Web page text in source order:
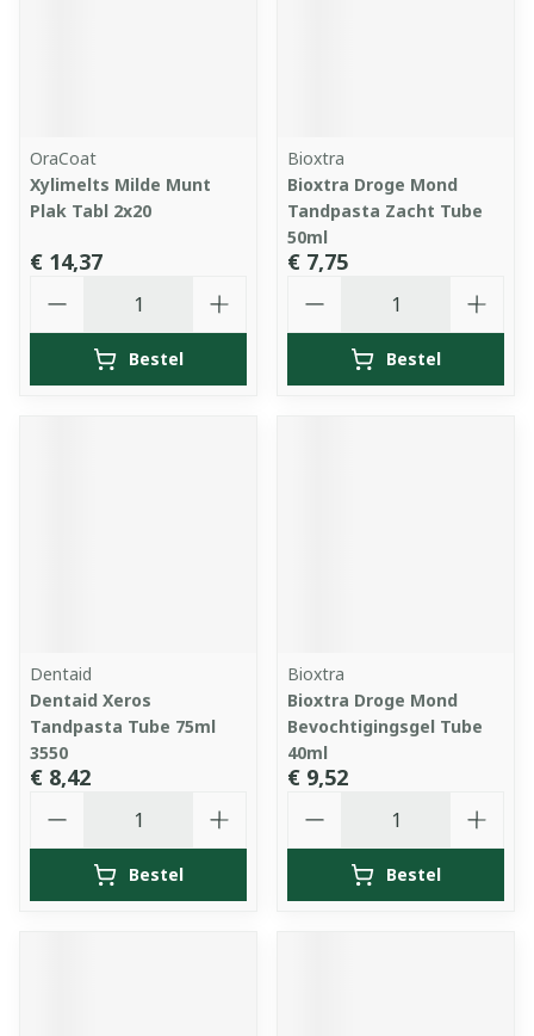
OraCoat
Xylimelts Milde Munt
Plak Tabl 2x20
€ 14,37
Bestel
Bioxtra
Bioxtra Droge Mond
Tandpasta Zacht Tube
50ml
€ 7,75
Bestel
Dentaid
Dentaid Xeros
Tandpasta Tube 75ml
3550
€ 8,42
Bestel
Bioxtra
Bioxtra Droge Mond
Bevochtigingsgel Tube
40ml
€ 9,52
Bestel